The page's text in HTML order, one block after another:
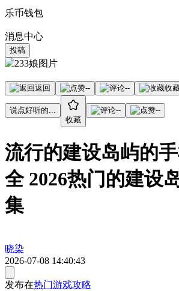
乐币钱包
消息中心
投稿
返回 -- -- 收
说点好听的...
收藏
-- --
流行的建设岛屿的
全 2026热门的建设
集
晓染
2026-07-08 14:40:43
发布在热门游戏攻略